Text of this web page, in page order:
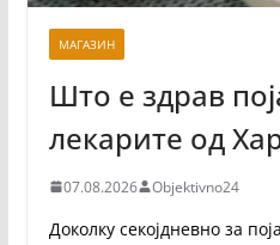
МАГАЗИН
Што е здрав
лекарите од
07.08.2026 Objektivno24
Доколку секојдневно за